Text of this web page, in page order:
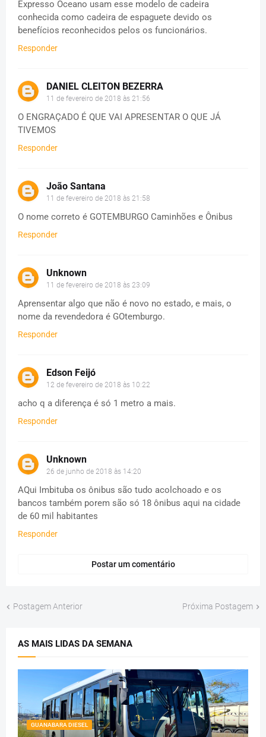
Expresso Oceano usam esse modelo de cadeira
conhecida como cadeira de espaguete devido os
benefícios reconhecidos pelos os funcionários.
Responder
DANIEL CLEITON BEZERRA
11 de fevereiro de 2018 às 21:56
O ENGRAÇADO É QUE VAI APRESENTAR O QUE JÁ
TIVEMOS
Responder
João Santana
11 de fevereiro de 2018 às 21:58
O nome correto é GOTEMBURGO Caminhões e Ônibus
Responder
Unknown
11 de fevereiro de 2018 às 23:09
Aprensentar algo que não é novo no estado, e mais, o
nome da revendedora é GOtemburgo.
Responder
Edson Feijó
12 de fevereiro de 2018 às 10:22
acho q a diferença é só 1 metro a mais.
Responder
Unknown
26 de junho de 2018 às 14:20
AQui Imbituba os ônibus são tudo acolchoado e os
bancos também porem são só 18 ônibus aqui na cidade
de 60 mil habitantes
Responder
Postar um comentário
Postagem Anterior Próxima Postagem
AS MAIS LIDAS DA SEMANA
GUANABARA DIESEL